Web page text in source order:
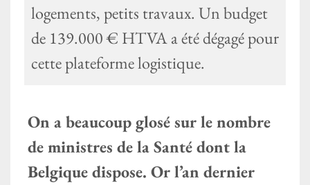
logements, petits travaux. Un budget
de 139.000 € HTVA a été dégagé pour
cette plateforme logistique.
On a beaucoup glosé sur le nombre
de ministres de la Santé dont la
Belgique dispose. Or l’an dernier